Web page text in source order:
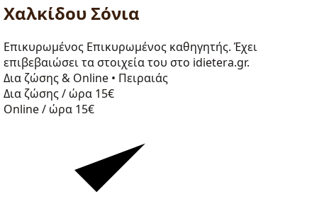
Χαλκίδου Σόνια
Επικυρωμένος Επικυρωμένος καθηγητής. Έχει
επιβεβαιώσει τα στοιχεία του στο idietera.gr.
Δια ζώσης & Online • Πειραιάς
Δια ζώσης / ώρα 15€
Online / ώρα 15€